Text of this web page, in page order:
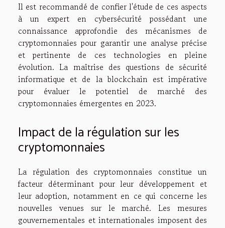
Il est recommandé de confier l'étude de ces aspects
à un expert en cybersécurité possédant une
connaissance approfondie des mécanismes de
cryptomonnaies pour garantir une analyse précise
et pertinente de ces technologies en pleine
évolution. La maîtrise des questions de sécurité
informatique et de la blockchain est impérative
pour évaluer le potentiel de marché des
cryptomonnaies émergentes en 2023.
Impact de la régulation sur les
cryptomonnaies
La régulation des cryptomonnaies constitue un
facteur déterminant pour leur développement et
leur adoption, notamment en ce qui concerne les
nouvelles venues sur le marché. Les mesures
gouvernementales et internationales imposent des